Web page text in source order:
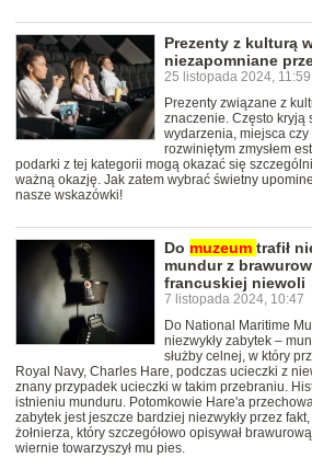
Prezenty z kulturą
niezapomniane
25 listopada 2024, 11:59
Prezenty związane z
znaczenie. Często kryją
wydarzenia, miejsca
rozwiniętym zmysłem
podarki z tej kategorii mogą okazać się
ważną okazję. Jak zatem wybrać świetny
nasze wskazówki!
Do muzeum trafił
mundur z
francuskiej niewoli
7 listopada 2024, 10:47
Do National Maritime
niezwykły zabytek –
służby celnej, w który
Royal Navy, Charles Hare, podczas ucieczki z
znany przypadek ucieczki w takim przebraniu.
istnieniu munduru. Potomkowie Hare'a
zabytek jest jeszcze bardziej niezwykły przez
żołnierza, który szczegółowo opisywał
wiernie towarzyszył mu pies.